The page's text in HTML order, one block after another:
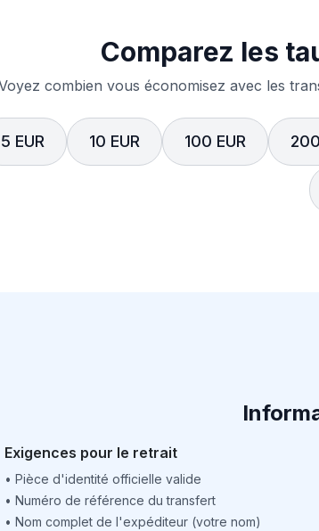
Comparez les
combien vous économisez avec les
5 EUR 10 EUR 100 EUR
Exigences pour le retrait
• Pièce d'identité officielle valide
• Numéro de référence du transfert
• Nom complet de l'expéditeur (votre nom)